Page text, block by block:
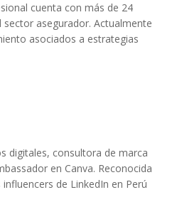
cuenta con más de 24
sector asegurador. Actualmente
asociados a estrategias
digitales, consultora de marca
en Canva. Reconocida
de LinkedIn en Perú